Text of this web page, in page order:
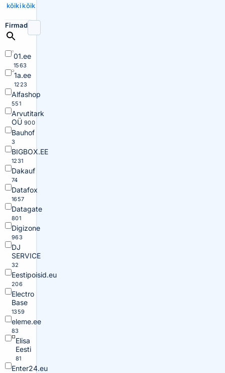
kõikikõik
Firmad
01.ee
1563
1a.ee
1223
Alfashop
551
Arvutitark
OÜ 900
Bauhof
3
BIGBOX.EE
1231
Dakauf
74
Datafox
1657
Datagate
801
Digizone
963
DJ
SERVICE
32
Eestipoisid.eu
206
Electro
Base
1359
eleme.ee
83
Elisa
Eesti
81
Enter24.eu